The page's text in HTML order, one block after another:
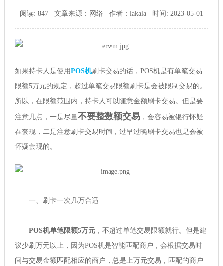
阅读: 847 文章来源：网络 作者：lakala 时间: 2023-05-01
如果持卡人是使用POS机刷卡交易的话，POS机是有单笔交易
限额5万元的规定，超过单笔交易限额刷卡是会被限制交易的。
所以，在限额范围内，持卡人可以随意金额刷卡交易。但是要
注意几点，一是尽量不要整数额交易，会容易被银行怀疑
在套现，二是注意刷卡交易时间，过早过晚刷卡交易也是会被
怀疑套现的。
一、刷卡一次几万合适
POS机单笔限额5万元，不超过单笔交易限额就行。但是建
议少刷万元以上，因为POS机是智能匹配商户，会根据交易时
间与交易金额匹配相应的商户，总是上万元交易，匹配的商户